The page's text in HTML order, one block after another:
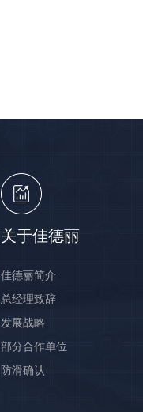
关于佳德丽
佳德丽简介
总经理致辞
发展战略
部分合作单位
防滑确认